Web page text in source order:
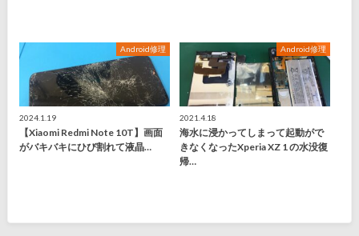
Android修理
2024.1.19
【Xiaomi Redmi Note 10T】画面
がバキバキにひび割れて液晶…
Android修理
2021.4.18
海水に浸かってしまって起動がで
きなくなったXperia XZ 1 の水没復
帰…